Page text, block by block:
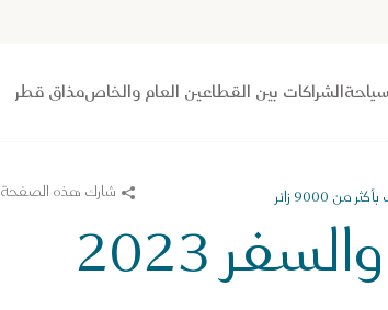
الشراكات بين القطاعين العام والخاصمذاق قطر
شارك هذه الصفحة
معرض قطر الدولي للسياحة والسفر 2023